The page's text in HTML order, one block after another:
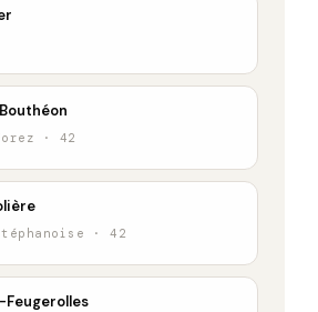
· 42
· 42
Feugerolles